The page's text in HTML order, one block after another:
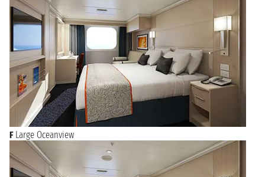
F Large Oceanview